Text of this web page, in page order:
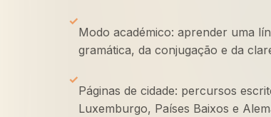
✓
Modo académico: aprender uma
gramática, da conjugação e da
✓
Páginas de cidade: percursos
Luxemburgo, Países Baixos e